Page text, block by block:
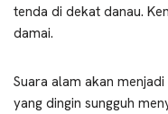
tenda di dekat danau.
damai.
Suara alam akan
yang dingin sungguh